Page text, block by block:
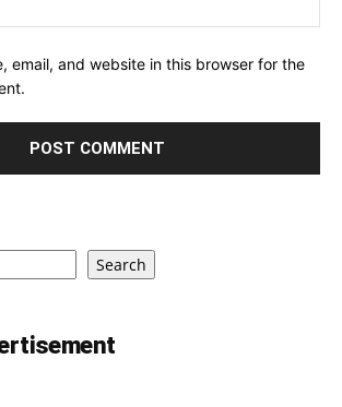
email, and website in this browser for the
Search